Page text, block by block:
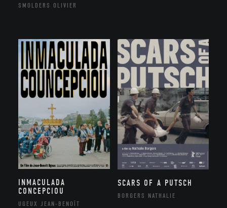
SMOLDERS OLIVIER
INMACULADA
CONCEPCIOU
UGEUX JEAN-BENOÎT
SCARS OF A PUTSCH
BORGERS NATHALIE